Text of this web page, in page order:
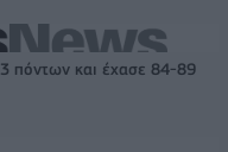
πόντων και έχασε 84-89